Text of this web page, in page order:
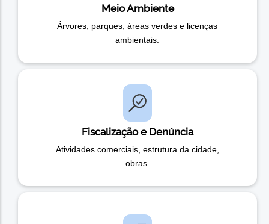
Meio Ambiente
Árvores, parques, áreas verdes e licenças
ambientais.
Fiscalização e Denúncia
Atividades comerciais, estrutura da cidade,
obras.